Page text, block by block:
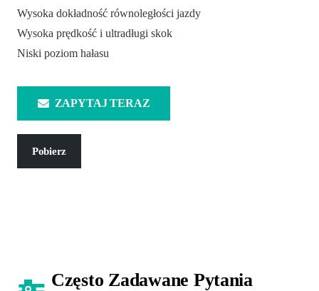
Wysoka dokładność równoległości jazdy
Wysoka prędkość i ultradługi skok
Niski poziom hałasu
ZAPYTAJ TERAZ
Pobierz
Często Zadawane Pytania